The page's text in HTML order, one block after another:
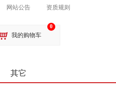
资质规则
网站公告
0
我的购物车
其它